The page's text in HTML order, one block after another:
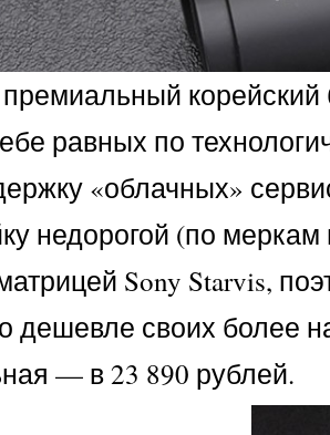
премиальный
равных по
«облачных»
недорогой (по
Sony Starvis,
дешевле своих более
— в 23 890 рублей.